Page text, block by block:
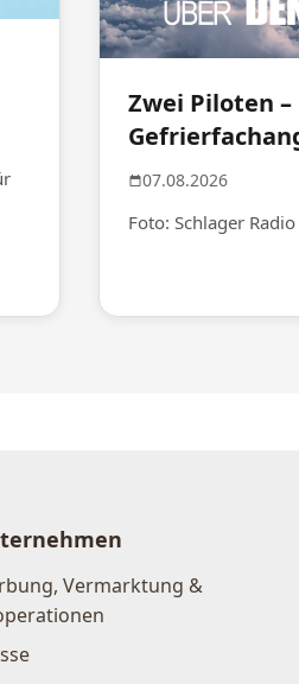
Zwei Piloten –
07.08.2026
Foto: Schlager Radio
Vermarktung &